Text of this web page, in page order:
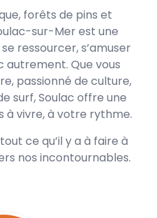
forêts de pins et
sur-Mer est une
ressourcer, s’amuser
autrement. Que vous
passionné de culture,
surf, Soulac offre une
à vivre, à votre rythme.
ce qu’il y a à faire à
nos incontournables.